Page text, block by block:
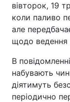
Техно і зв'язок
Зброя
Здоров'я
Цікавинки
Екологія
вівторок, 19
коли паливо
але
щодо ведення
В
набувають
діятимуть
періодично